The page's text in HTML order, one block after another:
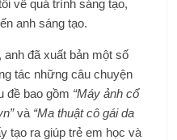
về quá trình sáng tạo,
anh sáng tạo.
đã xuất bản một số
tác những câu chuyện
đề bao gồm “Máy ảnh cổ
và “Ma thuật cô gái da
tạo ra giúp trẻ em học và